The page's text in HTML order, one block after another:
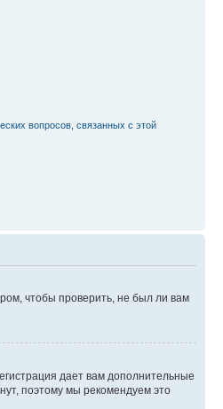
вопросов, связанных с этой
чтобы проверить, не был ли вам
дает вам дополнительные
поэтому мы рекомендуем это